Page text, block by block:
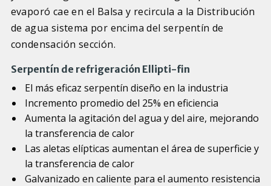
evaporó cae en el Balsa y recircula a la Distribución
de agua sistema por encima del serpentín de
condensación sección.
Serpentín de refrigeración Ellipti-fin
El más eficaz serpentín diseño en la industria
Incremento promedio del 25% en eficiencia
Aumenta la agitación del agua y del aire, mejorando
la transferencia de calor
Las aletas elípticas aumentan el área de superficie y
la transferencia de calor
Galvanizado en caliente para el aumento resistencia